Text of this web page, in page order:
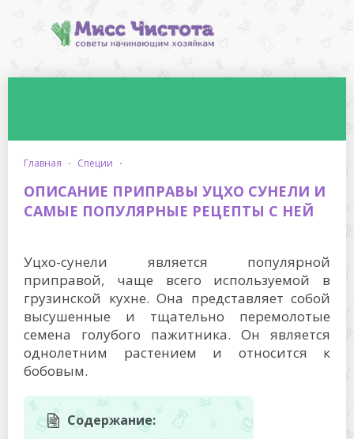
главная · специи ·
ОПИСАНИЕ ПРИПРАВЫ УЦХО СУНЕЛИ И
САМЫЕ ПОПУЛЯРНЫЕ РЕЦЕПТЫ С НЕЙ
Уцхо-сунели является популярной
приправой, чаще всего используемой в
грузинской кухне. Она представляет собой
высушенные и тщательно перемолотые
семена голубого пажитника. Он является
однолетним растением и относится к
бобовым.
Содержание: